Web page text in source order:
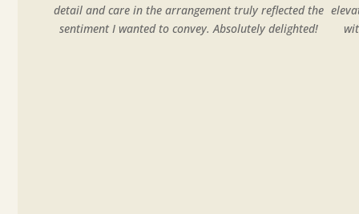
detail and care in the arrangement truly reflected the
sentiment I wanted to convey. Absolutely delighted!